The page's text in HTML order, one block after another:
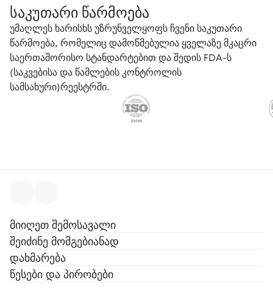
საკუთარი წარმოება
უმაღლეს ხარისხს უზრუნველყოფს ჩვენი საკუთარი
წარმოება, რომელიც დამოწმებულია ყველაზე მკაცრი
საერთაშორისო სტანდარტებით და შედის FDA-ს
(საკვებისა და წამლების კონტროლის
სამსახური)რეესტრში.
მიიღეთ შემოსავალი
შეიძინე მომგებიანად
დახმარება
წესები და პირობები